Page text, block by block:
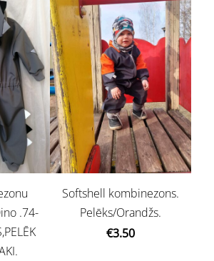
.74-
Softshell kombinezons.
Pelēks/Orandžs.
€3.50